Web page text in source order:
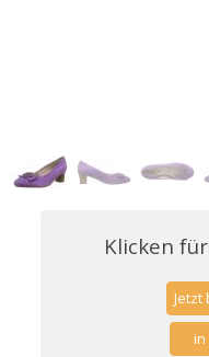
Klicken
Jetzt